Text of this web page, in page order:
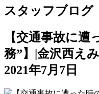
スタッフブログ
【交通事故に遭
務”】|金沢西え
2021年7月7日